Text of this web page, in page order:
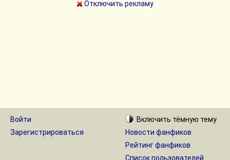
Отключить рекламу
Войти
Зарегистрироваться
Включить тёмную тему
Новости фанфиков
Рейтинг фанфиков
Список пользователей